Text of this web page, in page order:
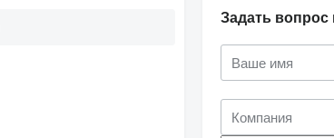
Задать вопрос